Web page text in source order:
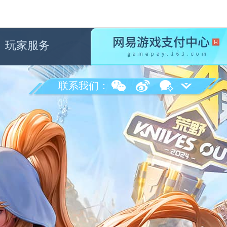
玩家服务
联系我们：